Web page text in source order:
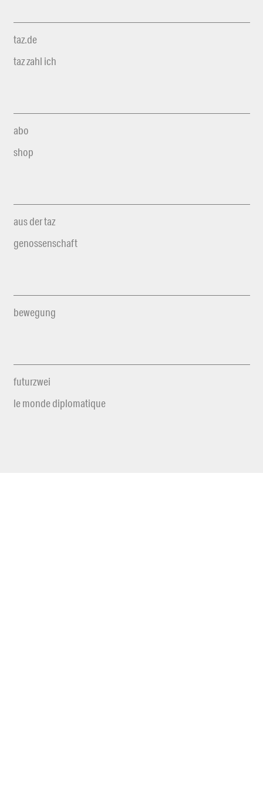
taz.de
taz zahl ich
abo
shop
aus der taz
genossenschaft
bewegung
futurzwei
le monde diplomatique